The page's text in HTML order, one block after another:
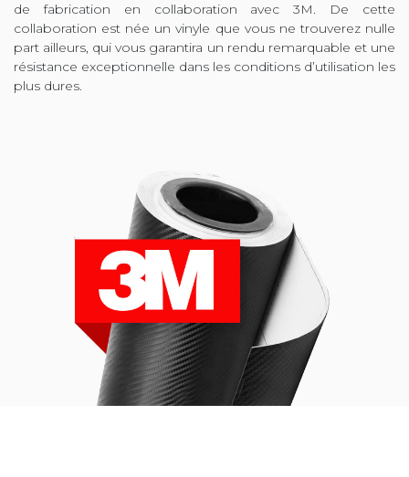
de fabrication en collaboration avec 3M. De cette
collaboration est née un vinyle que vous ne trouverez nulle
part ailleurs, qui vous garantira un rendu remarquable et une
résistance exceptionnelle dans les conditions d’utilisation les
plus dures.